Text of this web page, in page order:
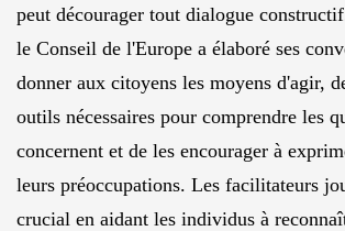
peut décourager tout dialogue
le Conseil de l'Europe a élaboré ses
donner aux citoyens les moyens d'agir,
outils nécessaires pour comprendre les
concernent et de les encourager à
leurs préoccupations. Les facilitateurs
crucial en aidant les individus à